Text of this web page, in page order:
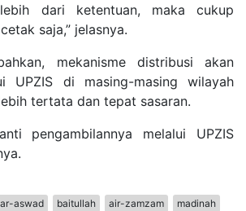
dari ketentuan, maka cukup
saja,” jelasnya.
mekanisme distribusi akan
UPZIS di masing-masing wilayah
tertata dan tepat sasaran.
pengambilannya melalui UPZIS
aswad baitullah air-zamzam
madinah